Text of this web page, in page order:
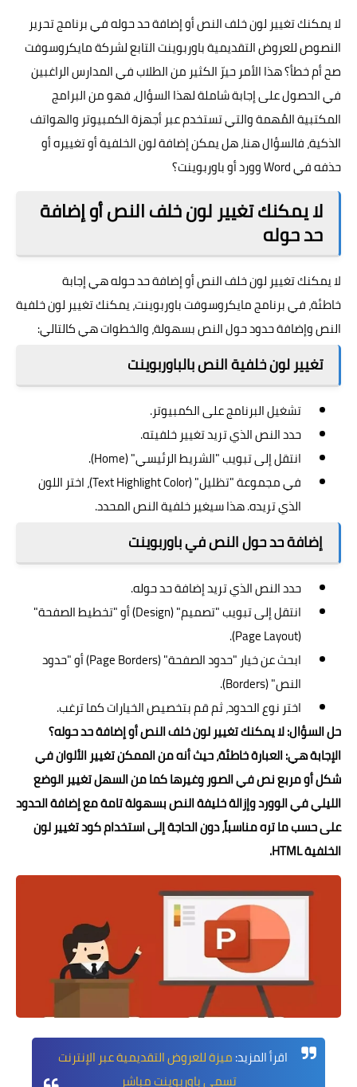
لا يمكنك تغيير لون خلف النص أو إضافة حد حوله في برنامج تحرير
النصوص للعروض التقديمية باوربوينت التابع لشركة مايكروسوفت
صح أم خطأ؟ هذا الأمر حيرّ الكثير من الطلاب في المدارس الراغبين
في الحصول على إجابة شاملة لهذا السؤال، فهو من البرامج
المكتبية المُهمة والتي تستخدم عبر أجهزة الكمبيوتر والهواتف
الذكية، فالسؤال هنا، هل يمكن إضافة لون الخلفية أو تغييره أو
حذفه في Word وورد أو باوربوينت؟
لا يمكنك تغيير لون خلف النص أو إضافة
حد حوله
لا يمكنك تغيير لون خلف النص أو إضافة حد حوله هي إجابة
خاطئة، في برنامج مايكروسوفت باوربوينت، يمكنك تغيير لون خلفية
النص وإضافة حدود حول النص بسهولة، والخطوات هي كالتالي:
تغيير لون خلفية النص بالباوربوينت
تشغيل البرنامج على الكمبيوتر.
حدد النص الذي تريد تغيير خلفيته.
انتقل إلى تبويب "الشريط الرئيسي" (Home).
في مجموعة "تظليل" (Text Highlight Color)، اختر اللون
الذي تريده. هذا سيغير خلفية النص المحدد.
إضافة حد حول النص في باوربوينت
حدد النص الذي تريد إضافة حد حوله.
انتقل إلى تبويب "تصميم" (Design) أو "تخطيط الصفحة"
(Page Layout).
ابحث عن خيار "حدود الصفحة" (Page Borders) أو "حدود
النص" (Borders).
اختر نوع الحدود، ثم قم بتخصيص الخيارات كما ترغب.
حل السؤال: لا يمكنك تغيير لون خلف النص أو إضافة حد حوله؟
الإجابة هي:العبارة خاطئة، حيث أنه من الممكن تغيير الألوان في
شكل أو مربع نص في الصور وغيرها كما من السهل تغيير الوضع
الليلي في الوورد وإزالة خليفة النص بسهولة تامة مع إضافة الحدود
على حسب ما تره مناسباً، دون الحاجة إلى استخدام كود تغيير لون
الخلفيةHTML
.
اقرأ المزيد:ميزة للعروض التقديمية عبر الإنترنت
تسمى باوربوينت مباشر